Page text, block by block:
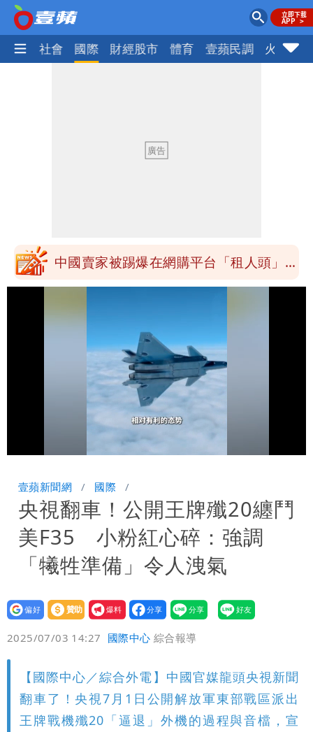
政治 社會 國際 財經股市 體育 壹蘋民調 火線話
影曝 網驚覺不對
「小英男孩」涉貪洗錢起訴8個月首出
手疑學生
中國賣家被踢爆在網購平台「租人頭」
關之琳爆「奶孫戀」愛上小36歲男模
她親發聲回應了
蔡英文變「台東蔡主委」嚇壞一堆人！他
驚：戰局變五五波
兆基風暴｜前董座李建成遭檢調約談！最
快今晚移送
明金成離世留下雙胞胎 4歲兒與老師一
她嘆：真的該緊張
慈濟遭詐10.6億！網紅揪聲明「疑點重
重」 1細節避而不談
97萬網紅「肥大叔」驚傳猝逝！最後身
影曝 網驚覺不對
「小英男孩」涉貪洗錢起訴8個月首出
庭 他翻供不認貪污、洗錢
Loaded
100.00%
壹蘋新聞網 國際
央視翻車！公開王牌殲20纏鬥
美F35 小粉紅心碎：強調
「犧牲準備」令人洩氣
設為
贊助
我要
爆料
2025/07/03 14:27 國際中心 綜合報導
【國際中心／綜合外電】中國官媒龍頭央視新聞
翻車了！央視7月1日公開解放軍東部戰區派出
王牌戰機殲20「逼退」外機的過程與音檔，宣